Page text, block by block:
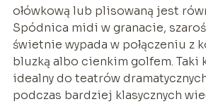
ołówkową lub plisowaną jest
Spódnica midi w granacie,
świetnie wypada w połączeniu z
bluzką albo cienkim golfem. Taki
idealny do teatrów
podczas bardziej klasycznych